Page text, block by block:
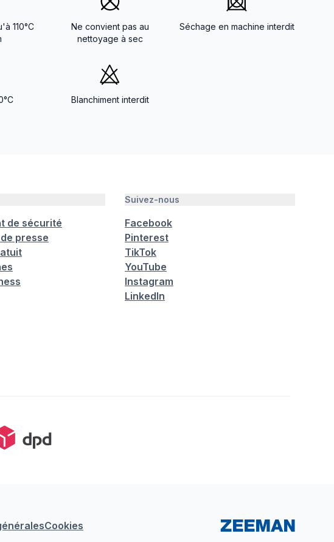
110°C
Ne convient pas au
nettoyage à sec
Séchage en machine interdit
Blanchiment interdit
de sécurité
presse
Suivez-nous
Facebook
Pinterest
TikTok
YouTube
Instagram
LinkedIn
Cookies